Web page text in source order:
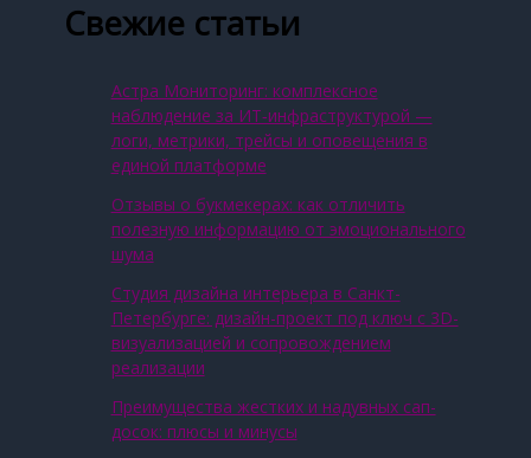
Свежие статьи
Астра Мониторинг: комплексное
наблюдение за ИТ‑инфраструктурой —
логи, метрики, трейсы и оповещения в
единой платформе
Отзывы о букмекерах: как отличить
полезную информацию от эмоционального
шума
Студия дизайна интерьера в Санкт-
Петербурге: дизайн-проект под ключ с 3D-
визуализацией и сопровождением
реализации
Преимущества жестких и надувных сап-
досок: плюсы и минусы